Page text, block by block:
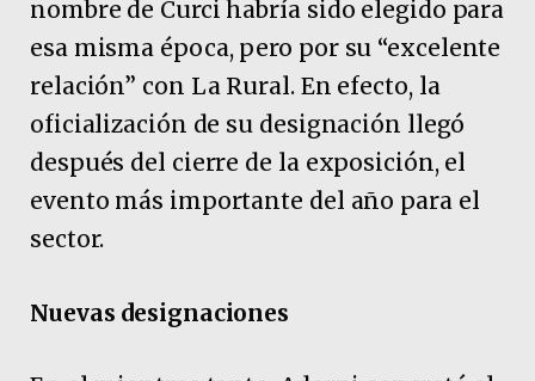
nombre de Curci habría sido elegido para
esa misma época, pero por su “excelente
relación” con La Rural. En efecto, la
oficialización de su designación llegó
después del cierre de la exposición, el
evento más importante del año para el
sector.
Nuevas designaciones